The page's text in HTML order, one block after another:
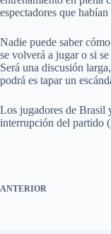
espectadores que
Nadie puede saber
se volverá a jugar o si
Será una discusión
podrá es tapar un
Los jugadores de Brasil
interrupción del partido
ANTERIOR